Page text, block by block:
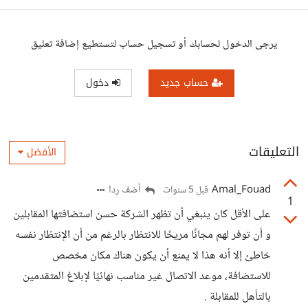
يرجى الدخول لحسابك أو تسجيل حساب لتستطيع إضافة تعليق
حساب جديد دخول
التعليقات الأفضل
1
Amal_Fouad قبل 5 سنوات أضف ردا
على الأقل كان ينبغي أن تظهر الشركة حسن استضافتها المقابلين
و أن توفر لهم مجانًا مريحًا للانتظار بالرغم من أن الإنتظار نفسه
خاطئ إلا أنه هذا لا يمنع أن يكون هناك مكان مخصص
للاستضافة، موعد الاتصال غير مناسب نهائيًا لإبلاغ المتقدمين
بالتأهل للمقابلة .